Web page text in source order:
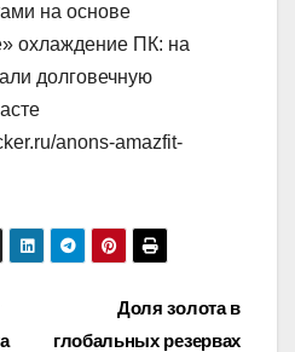
на основе
охлаждение ПК: на
долговечную
anons-amazfit-
Доля золота в
глобальных резервах